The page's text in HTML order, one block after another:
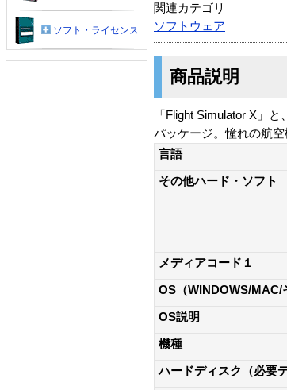
関連カテゴリ
ソフトウェア
商品説明
「Flight Simulator X」
パッケージ。憧れの航
言語
その他ハード・ソフト
メディアコード１
OS（WINDOWS/MAC/
OS説明
機種
ハードディスク（必要
ソフト・ライセンス